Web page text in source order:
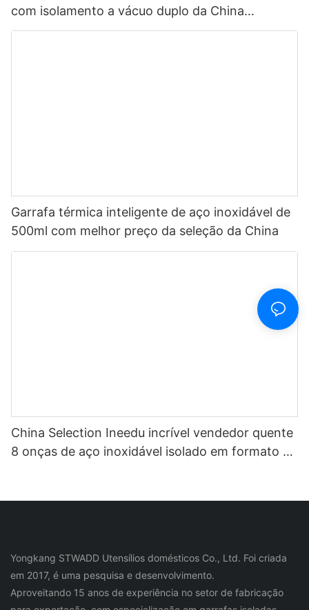
com isolamento a vácuo duplo da China
Selection 500ml com LED1
Garrafa térmica inteligente de aço inoxidável de
500ml com melhor preço da seleção da China
China Selection Ineedu incrível vendedor quente
8 onças de aço inoxidável isolado em formato de
Yongkang STWADD Utensílios domésticos Co., Ltd. Foi criada
em 2017, é uma pesquisa e desenvolvimento.
Aproveitando 15 anos de experiência no setor de fabricação